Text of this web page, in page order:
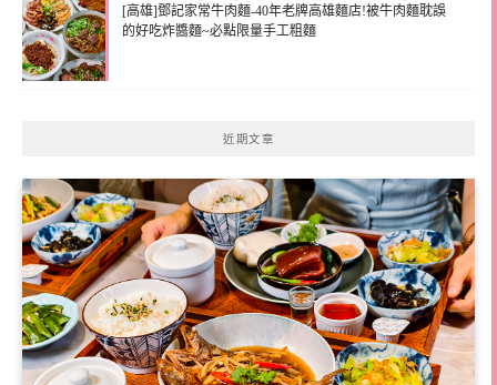
[高雄]鄧記家常牛肉麵-40年老牌高雄麵店!被牛肉麵耽誤
的好吃炸醬麵~必點限量手工粗麵
近期文章